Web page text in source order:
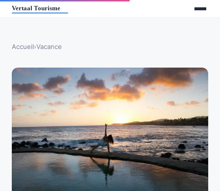
Accueil›Vacance